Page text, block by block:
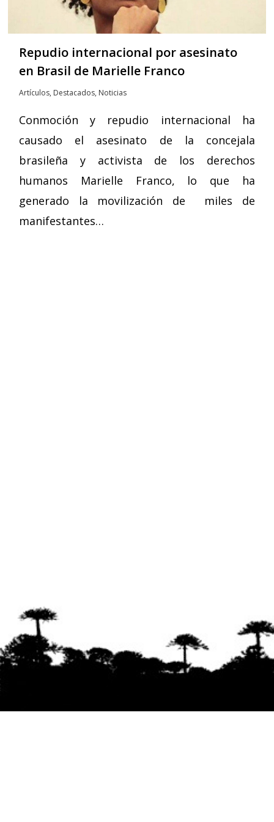
Repudio internacional por asesinato
en Brasil de Marielle Franco
Artículos, Destacados, Noticias
Conmoción y repudio internacional ha
causado el asesinato de la concejala
brasileña y activista de los derechos
humanos Marielle Franco, lo que ha
generado la movilización de miles de
manifestantes…